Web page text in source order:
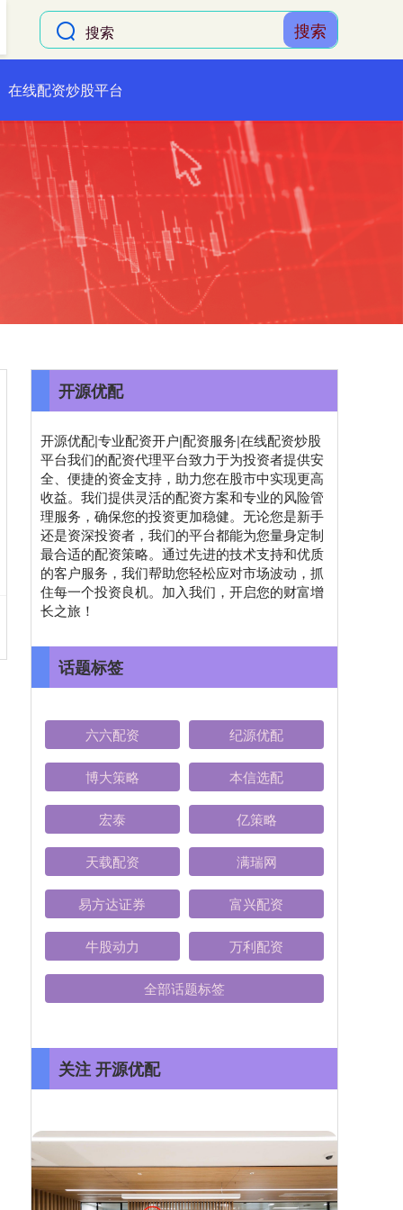
搜索
在线配资炒股平台
开源优配
开源优配|专业配资开户|配资服务|在线配资炒股
平台我们的配资代理平台致力于为投资者提供安
全、便捷的资金支持，助力您在股市中实现更高
收益。我们提供灵活的配资方案和专业的风险管
理服务，确保您的投资更加稳健。无论您是新手
还是资深投资者，我们的平台都能为您量身定制
最合适的配资策略。通过先进的技术支持和优质
的客户服务，我们帮助您轻松应对市场波动，抓
住每一个投资良机。加入我们，开启您的财富增
长之旅！
话题标签
六六配资 纪源优配
博大策略 本信选配
宏泰 亿策略
天载配资 满瑞网
易方达证券 富兴配资
牛股动力 万利配资
全部话题标签
关注 开源优配